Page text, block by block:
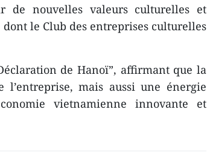
de nouvelles valeurs culturelles et
le Club des entreprises culturelles
de Hanoï”, affirmant que la
l’entreprise, mais aussi une énergie
vietnamienne innovante et